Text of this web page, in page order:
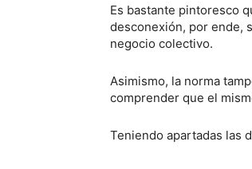
Es bastante pintoresco
desconexión, por ende,
negocio colectivo.
Asimismo, la norma
comprender que el
Teniendo apartadas las